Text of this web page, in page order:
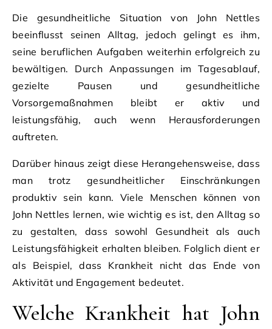
Die gesundheitliche Situation von John Nettles
beeinflusst seinen Alltag, jedoch gelingt es ihm,
seine beruflichen Aufgaben weiterhin erfolgreich zu
bewältigen. Durch Anpassungen im Tagesablauf,
gezielte Pausen und gesundheitliche
Vorsorgemaßnahmen bleibt er aktiv und
leistungsfähig, auch wenn Herausforderungen
auftreten.
Darüber hinaus zeigt diese Herangehensweise, dass
man trotz gesundheitlicher Einschränkungen
produktiv sein kann. Viele Menschen können von
John Nettles lernen, wie wichtig es ist, den Alltag so
zu gestalten, dass sowohl Gesundheit als auch
Leistungsfähigkeit erhalten bleiben. Folglich dient er
als Beispiel, dass Krankheit nicht das Ende von
Aktivität und Engagement bedeutet.
Welche Krankheit hat John